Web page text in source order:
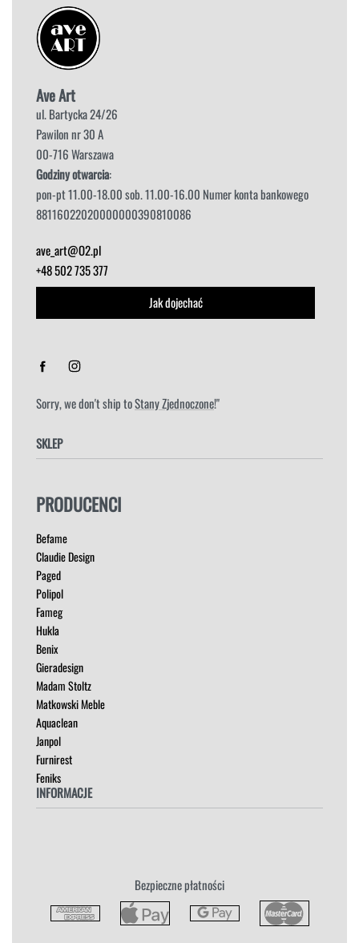
Ave Art
ul. Bartycka 24/26
Pawilon nr 30 A
00-716 Warszawa
Godziny otwarcia:
pon-pt 11.00-18.00 sob. 11.00-16.00 Numer konta bankowego
88116022020000000390810086
ave_art@O2.pl
+48 502 735 377
Jak dojechać
Sorry, we don't ship toStany Zjednoczone!"
SKLEP
HOKERY
ŁÓŻKA
MEBLE RTV
NAROŻNIKI
OUTLET
PUFY
SOFY
STOLIKI
STOŁY
SZAFKI I KOMODY
PRODUCENCI
Befame
Claudie Design
Paged
Polipol
Fameg
Hukla
Benix
Gieradesign
Madam Stoltz
Matkowski Meble
Aquaclean
Janpol
Furnirest
Feniks
INFORMACJE
Płatność i Dostawa
Bezpieczne płatności